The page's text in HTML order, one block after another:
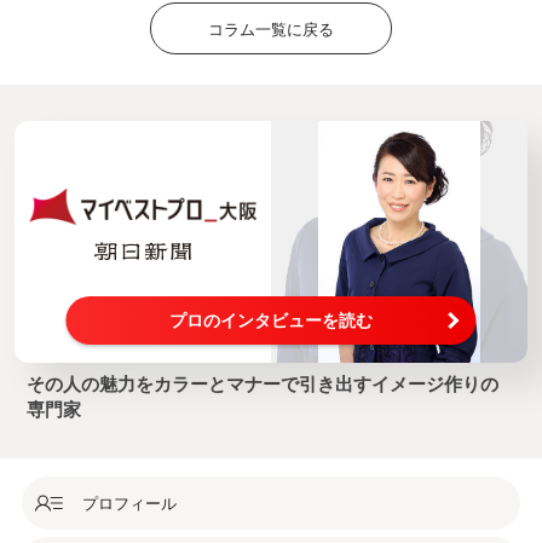
コラム一覧に戻る
プロのインタビューを読む
その人の魅力をカラーとマナーで引き出すイメージ作りの
専門家
プロフィール